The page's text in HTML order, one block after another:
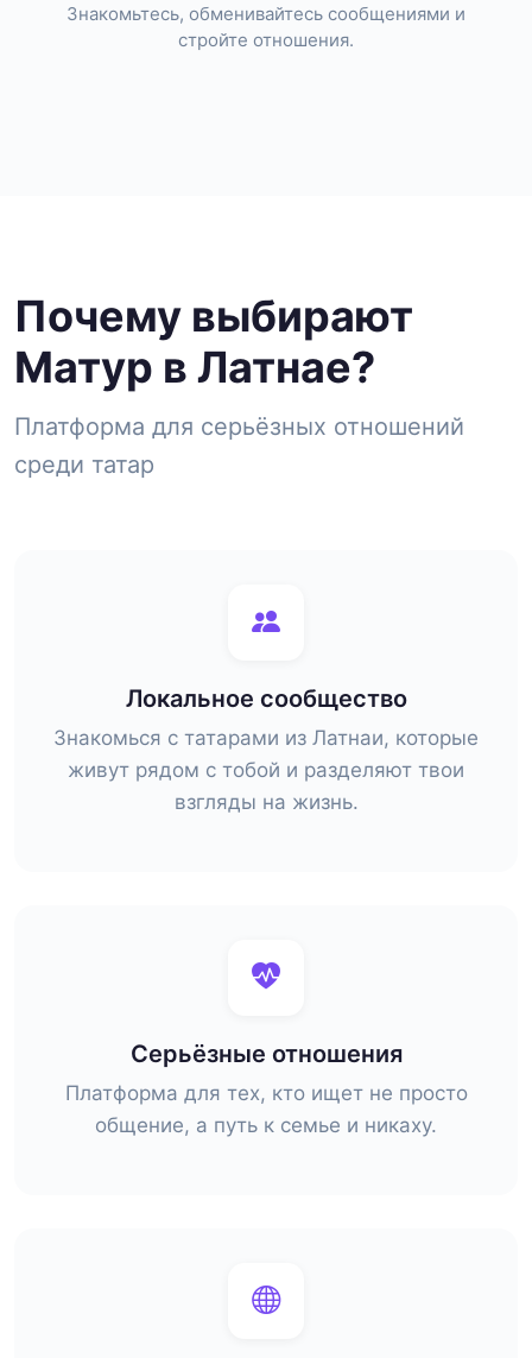
Знакомьтесь, обменивайтесь сообщениями и
стройте отношения.
Почему выбирают
Матур в Латнае?
Платформа для серьёзных отношений
среди татар
Локальное сообщество
Знакомься с татарами из Латнаи, которые
живут рядом с тобой и разделяют твои
взгляды на жизнь.
Серьёзные отношения
Платформа для тех, кто ищет не просто
общение, а путь к семье и никаху.